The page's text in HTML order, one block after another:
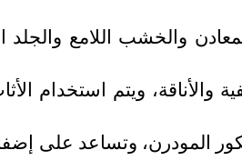
والخشب اللامع والجلد
والأناقة، ويتم استخدام
المودرن، وتساعد على